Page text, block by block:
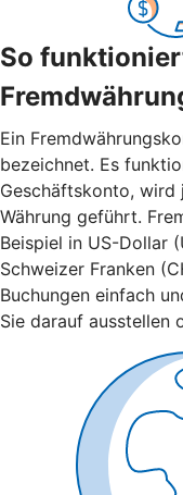
So
Ein
bezeichnet. Es
Geschäftskonto, wird
Währung geführt.
Beispiel in US-Dollar
Schweizer Franken
Buchungen einfach
Sie darauf ausstellen